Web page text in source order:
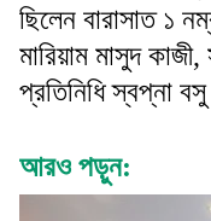
ছিলেন বারাসাত ১
মারিয়াম মাসুদ
প্রতিনিধি স্বপ্না
আরও পড়ুন: